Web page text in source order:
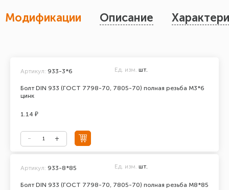
Модификации Описание
Болт DIN 933 (ГОСТ 7798-70, 7805-70) полная резьба М3*6
цинк
Артикул: 933-3*6 Ед. изм. шт.
1.14 ₽
Болт DIN 933 (ГОСТ 7798-70, 7805-70) полная резьба М8*85
Артикул: 933-8*85 Ед. изм. шт.